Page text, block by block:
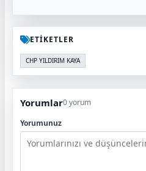
ETİKETLER
CHP YILDIRIM KAYA
Yorumlar0 yorum
Yorumunuz